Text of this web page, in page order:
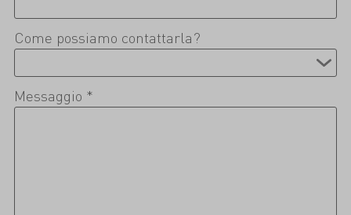
Come possiamo contattarla?
Messaggio *